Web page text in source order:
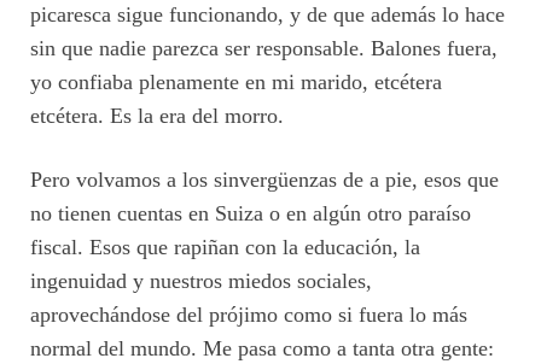
picaresca sigue funcionando, y de que además lo hace
sin que nadie parezca ser responsable. Balones fuera,
yo confiaba plenamente en mi marido, etcétera
etcétera. Es la era del morro.
Pero volvamos a los sinvergüenzas de a pie, esos que
no tienen cuentas en Suiza o en algún otro paraíso
fiscal. Esos que rapiñan con la educación, la
ingenuidad y nuestros miedos sociales,
aprovechándose del prójimo como si fuera lo más
normal del mundo. Me pasa como a tanta otra gente: